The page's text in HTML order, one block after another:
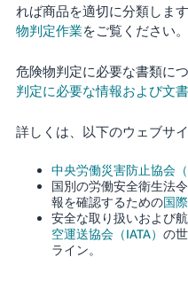
れば商品を適切に分類します
物判定作業をご覧ください。
危険物判定に必要な書類に
判定に必要な情報および文書
詳しくは、以下のウェブサ
中央労働災害防止協会（
国別の労働安全衛生法
報を確認するための国
安全な取り扱いおよび
空運送協会（IATA） の
ライン。